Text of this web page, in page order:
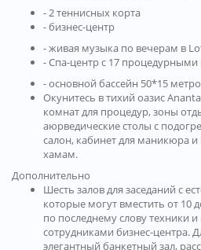
- 2 теннисных корта
- бизнес-центр
- живая музыка по вечерам в
- Спа-центр с 17
- основной бассейн 50*15
Окунитесь в тихий оазис
комнат для процедур, зоны
аюрведические столы с
салон, кабинет для маникюра
хамам.
Дополнительно
Шесть залов для заседаний с
которые могут вместить от 10
по последнему слову техники
сотрудниками бизнес-центра.
элегантный банкетный зал,